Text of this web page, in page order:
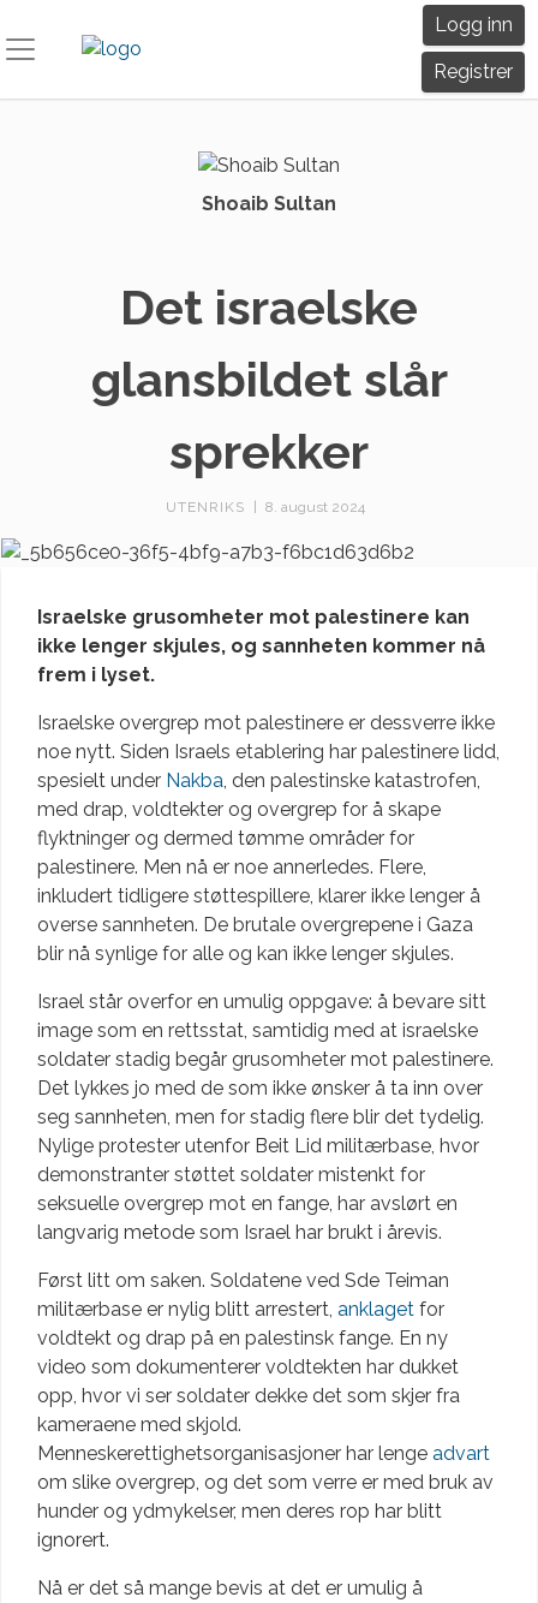
to
Logg inn
Registrer
Shoaib Sultan
Det israelske
glansbildet slår
sprekker
UTENRIKS | 8. august 2024
Israelske grusomheter mot palestinere kan
ikke lenger skjules, og sannheten kommer nå
frem i lyset.
Israelske overgrep mot palestinere er dessverre ikke
noe nytt. Siden Israels etablering har palestinere lidd,
spesielt under Nakba, den palestinske katastrofen,
med drap, voldtekter og overgrep for å skape
flyktninger og dermed tømme områder for
palestinere. Men nå er noe annerledes. Flere,
inkludert tidligere støttespillere, klarer ikke lenger å
overse sannheten. De brutale overgrepene i Gaza
blir nå synlige for alle og kan ikke lenger skjules.
Israel står overfor en umulig oppgave: å bevare sitt
image som en rettsstat, samtidig med at israelske
soldater stadig begår grusomheter mot palestinere.
Det lykkes jo med de som ikke ønsker å ta inn over
seg sannheten, men for stadig flere blir det tydelig.
Nylige protester utenfor Beit Lid militærbase, hvor
demonstranter støttet soldater mistenkt for
seksuelle overgrep mot en fange, har avslørt en
langvarig metode som Israel har brukt i årevis.
Først litt om saken. Soldatene ved Sde Teiman
militærbase er nylig blitt arrestert, anklaget for
voldtekt og drap på en palestinsk fange. En ny
video som dokumenterer voldtekten har dukket
opp, hvor vi ser soldater dekke det som skjer fra
kameraene med skjold.
Menneskerettighetsorganisasjoner har lenge advart
om slike overgrep, og det som verre er med bruk av
hunder og ydmykelser, men deres rop har blitt
ignorert.
Nå er det så mange bevis at det er umulig å